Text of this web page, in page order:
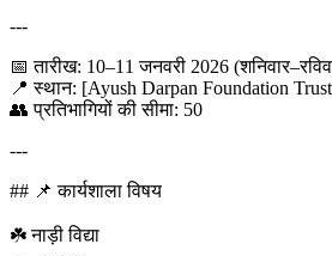
---
📅 तारीख: 10–11 जनवरी 2026
📍 स्थान: [Ayush Darpan Foundation
👥 प्रतिभागियों की सीमा: 50
---
## 📌 कार्यशाला विषय
☘️ नाड़ी विद्या